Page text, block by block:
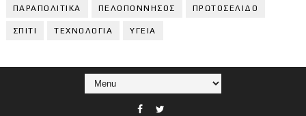
ΠΑΡΑΠΟΛΙΤΙΚΑ ΠΕΛΟΠΟΝΝΗΣΟΣ ΠΡΩΤΟΣΕΛΙΔΟ
ΣΠΙΤΙ ΤΕΧΝΟΛΟΓΙΑ ΥΓΕΙΑ